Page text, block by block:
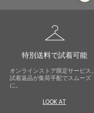
checkroom
特別送料で試着可能
オンラインストア限定サービス。
試着返品が集荷手配でスムーズ
に。
LOOK AT